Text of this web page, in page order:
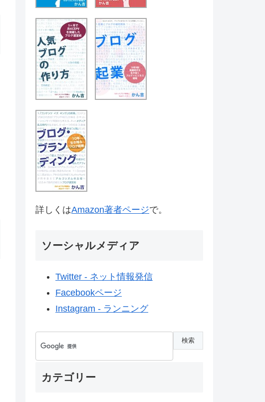
詳しくはAmazon著者ページで。
ソーシャルメディア
Twitter - ネット情報発信
Facebookページ
Instagram - ランニング
カテゴリー